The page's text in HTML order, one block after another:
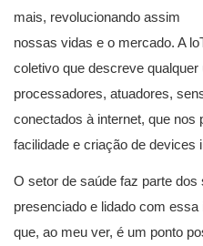
mais, revolucionando assim
nossas vidas e o mercado. A
coletivo que descreve
processadores, atuadores,
conectados à internet, que nos
facilidade e criação de devices
O setor de saúde faz parte dos
presenciado e lidado com
que, ao meu ver, é um ponto